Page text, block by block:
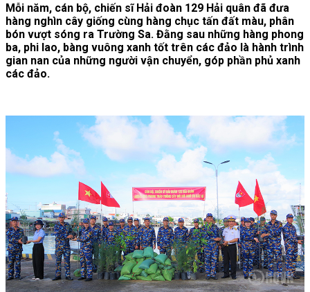
Mỗi năm, cán bộ, chiến sĩ Hải đoàn 129 Hải quân đã đưa
hàng nghìn cây giống cùng hàng chục tấn đất màu, phân
bón vượt sóng ra Trường Sa. Đằng sau những hàng phong
ba, phi lao, bàng vuông xanh tốt trên các đảo là hành trình
gian nan của những người vận chuyển, góp phần phủ xanh
các đảo.